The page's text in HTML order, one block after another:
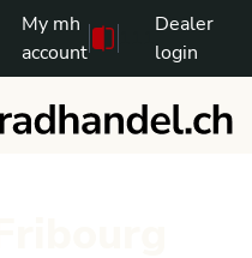
My mh
account
Dealer
login